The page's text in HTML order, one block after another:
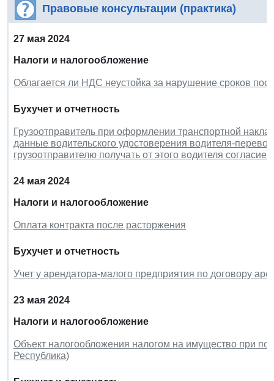
Правовые консультации (практика)
27 мая 2024
Налоги и налогообложение
Облагается ли НДС неустойка за нарушение сроков
Бухучет и отчетность
Грузоотправитель при оформлении транспортной
данные водительского удостоверения водителя-
грузоотправителю получать от этого водителя
24 мая 2024
Налоги и налогообложение
Оплата контракта после расторжения
Бухучет и отчетность
Учет у арендатора-малого предприятия по договору
23 мая 2024
Налоги и налогообложение
Объект налогообложения налогом на имущество при
Республика)